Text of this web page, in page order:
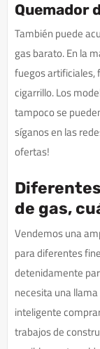
Quemador
También puede
gas barato. En la
fuegos artificiales,
cigarrillo. Los
tampoco se
síganos en las
ofertas!
de gas,
Vendemos una
para diferentes
detenidamente
necesita una
inteligente
trabajos de